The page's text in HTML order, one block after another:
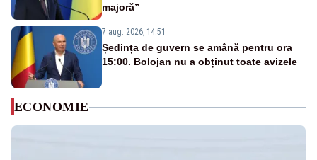
majoră”
7 aug. 2026, 14:51
Ședința de guvern se amână pentru ora
15:00. Bolojan nu a obținut toate avizele
ECONOMIE